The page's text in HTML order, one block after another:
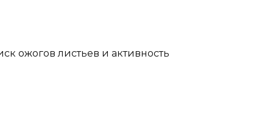
ожогов листьев и активность